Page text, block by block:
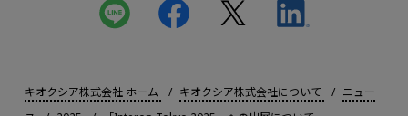
キオクシア株式会社 ホーム キオクシア株式会社について
ニュー